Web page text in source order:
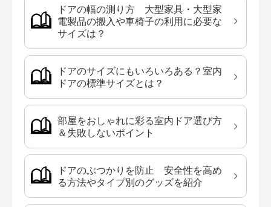
ドアの幅の測り方 大型家具・大型家
電製品の搬入や車椅子の利用に必要な
サイズは？
ドアのサイズにもいろいろある？室内
ドアの標準サイズとは？
部屋をおしゃれに彩る室内ドア選び方
＆失敗しないポイント
ドアのぶつかりを防止 安全性を高め
る方法やタイプ別のグッズを紹介